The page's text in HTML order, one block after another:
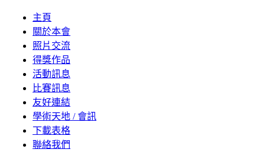
主頁
關於本會
照片交流
得獎作品
活動訊息
比賽訊息
友好連結
學術天地 / 會訊
下載表格
聯絡我們